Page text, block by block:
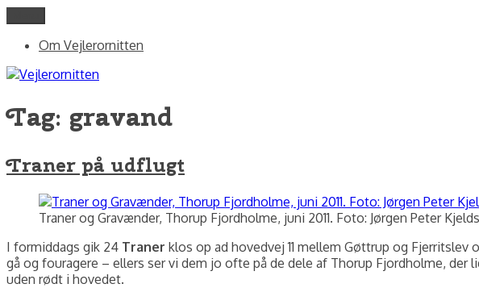
indhold
Vejlerornitten
fotos og skriblerier af Jørgen Peter Kjeldsen/ornit.dk
Om Vejlerornitten
Tag: gravand
Traner på udflugt
Traner og Gravænder, Thorup Fjordholme, juni 2011. Foto: Jørgen Peter
I formiddags gik 24 Traner klos op ad hovedvej 11 mellem Gøttrup og
gå og fouragere – ellers ser vi dem jo ofte på de dele af Thorup Fjordholme,
uden rødt i hovedet.